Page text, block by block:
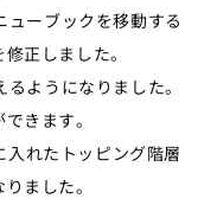
ーブックを移動する
正しました。
ようになりました。
きます。
入れたトッピング階層
ました。